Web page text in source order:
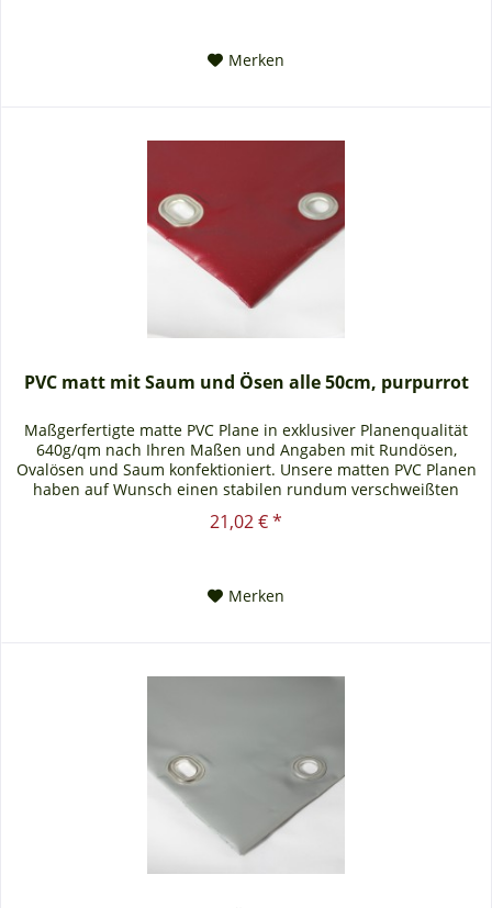
Merken
PVC matt mit Saum und Ösen alle 50cm, purpurrot
Maßgerfertigte matte PVC Plane in exklusiver Planenqualität
640g/qm nach Ihren Maßen und Angaben mit Rundösen,
Ovalösen und Saum konfektioniert. Unsere matten PVC Planen
haben auf Wunsch einen stabilen rundum verschweißten
Saum in der...
21,02 € *
Merken